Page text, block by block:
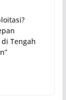
Tengah